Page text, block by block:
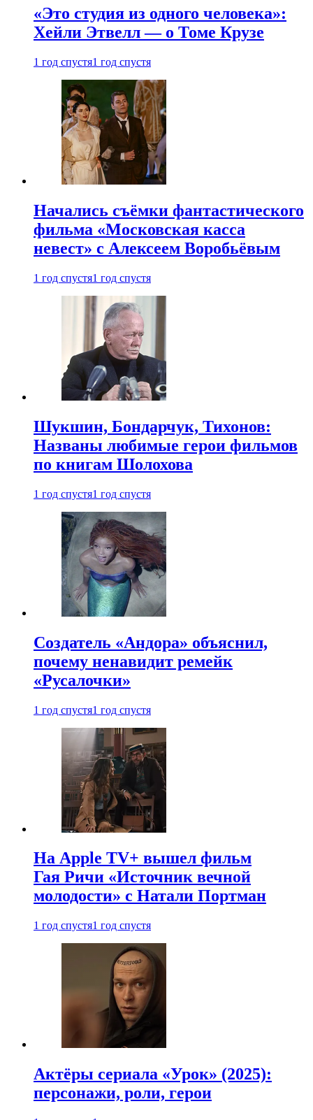
«Это студия из одного человека»:
Хейли Этвелл — о Томе Крузе
1 год спустя1 год спустя
Начались съёмки фантастического
фильма «Московская касса
невест» с Алексеем Воробьёвым
1 год спустя1 год спустя
Шукшин, Бондарчук, Тихонов:
Названы любимые герои фильмов
по книгам Шолохова
1 год спустя1 год спустя
Создатель «Андора» объяснил,
почему ненавидит ремейк
«Русалочки»
1 год спустя1 год спустя
На Apple TV+ вышел фильм
Гая Ричи «Источник вечной
молодости» с Натали Портман
1 год спустя1 год спустя
Актёры сериала «Урок» (2025):
персонажи, роли, герои